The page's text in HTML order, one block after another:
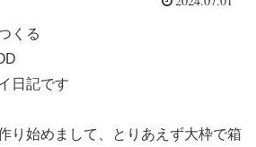
くる
日記です
り始めまして、とりあえず大枠で箱